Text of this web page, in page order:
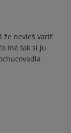
že nevieš variť
iné tak si ju